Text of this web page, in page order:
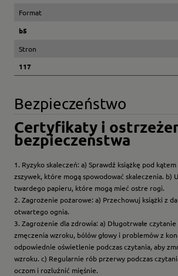
Format
b5
Stron
117
Bezpieczeństwo
Certyfikaty i
bezpieczeństwa
1. Ryzyko skaleczeń: a) Sprawdź książkę pod
zszywek, które mogą spowodować skaleczenia. b)
twardego papieru, które mogą mieć ostre rogi.
2. Zagrożenie pożarowe: a) Przechowuj książki z
otwartego ognia.
3. Zagrożenie dla zdrowia: a) Długotrwałe
zmęczenia wzroku, bólów głowy i problemów z
odpowiednie oświetlenie podczas czytania, aby
wzroku. c) Regularnie rób przerwy podczas
oczom i rozluźnić mięśnie.